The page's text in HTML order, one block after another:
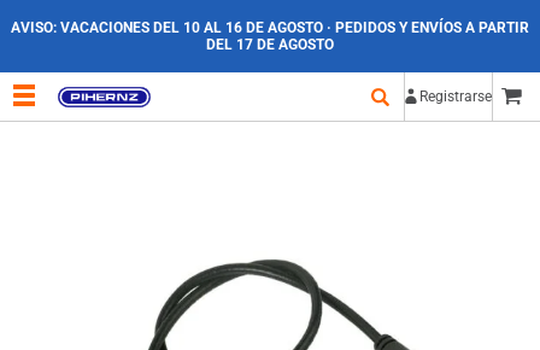
AVISO: VACACIONES DEL 10 AL 16 DE AGOSTO · PEDIDOS Y ENVÍOS A PARTIR
DEL 17 DE AGOSTO
Registrarse